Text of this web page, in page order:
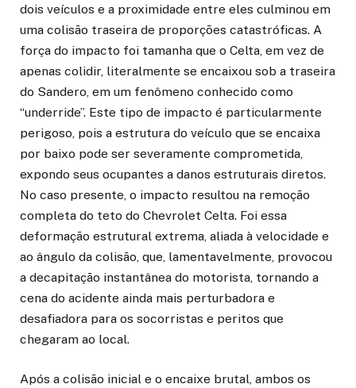
dois veículos e a proximidade entre eles culminou em
uma colisão traseira de proporções catastróficas. A
força do impacto foi tamanha que o Celta, em vez de
apenas colidir, literalmente se encaixou sob a traseira
do Sandero, em um fenômeno conhecido como
“underride”. Este tipo de impacto é particularmente
perigoso, pois a estrutura do veículo que se encaixa
por baixo pode ser severamente comprometida,
expondo seus ocupantes a danos estruturais diretos.
No caso presente, o impacto resultou na remoção
completa do teto do Chevrolet Celta. Foi essa
deformação estrutural extrema, aliada à velocidade e
ao ângulo da colisão, que, lamentavelmente, provocou
a decapitação instantânea do motorista, tornando a
cena do acidente ainda mais perturbadora e
desafiadora para os socorristas e peritos que
chegaram ao local.
Após a colisão inicial e o encaixe brutal, ambos os